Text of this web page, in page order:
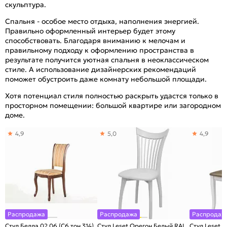
скульптура.
Спальня - особое место отдыха, наполнения энергией.
Правильно оформленный интерьер будет этому
способствовать. Благодаря вниманию к мелочам и
правильному подходу к оформлению пространства в
результате получится уютная спальня в неоклассическом
стиле. А использование дизайнерских рекомендаций
поможет обустроить даже комнату небольшой площади.
Хотя потенциал стиля полностью раскрыть удастся только в
просторном помещении: большой квартире или загородном
доме.
Распродажа
4,9
Распродажа
5,0 4,9